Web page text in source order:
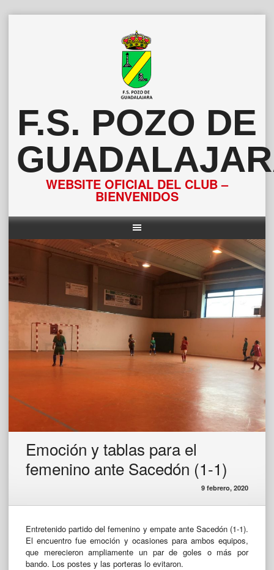
F.S. POZO DE
WEBSITE OFICIAL DEL CLUB –
BIENVENIDOS
Emoción y tablas para el
femenino ante Sacedón (1-1)
9 febrero, 2020
Entretenido partido del femenino y empate ante Sacedón (1-1).
El encuentro fue emoción y ocasiones para ambos equipos,
que merecieron ampliamente un par de goles o más por
bando. Los postes y las porteras lo evitaron.